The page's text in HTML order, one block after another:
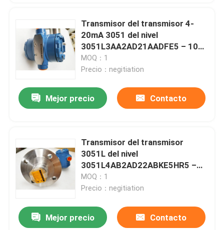
Transmisor del transmisor 4-
20mA 3051 del nivel
3051L3AA2AD21AADFE5 – 1000
a 1000 InH2O
MOQ：1
Precio：negitiation
Mejor precio Contacto
Transmisor del transmisor
3051L del nivel
3051L4AB2AD22ABKE5HR5 –
300 a 300 PSI
MOQ：1
Precio：negitiation
Mejor precio Contacto